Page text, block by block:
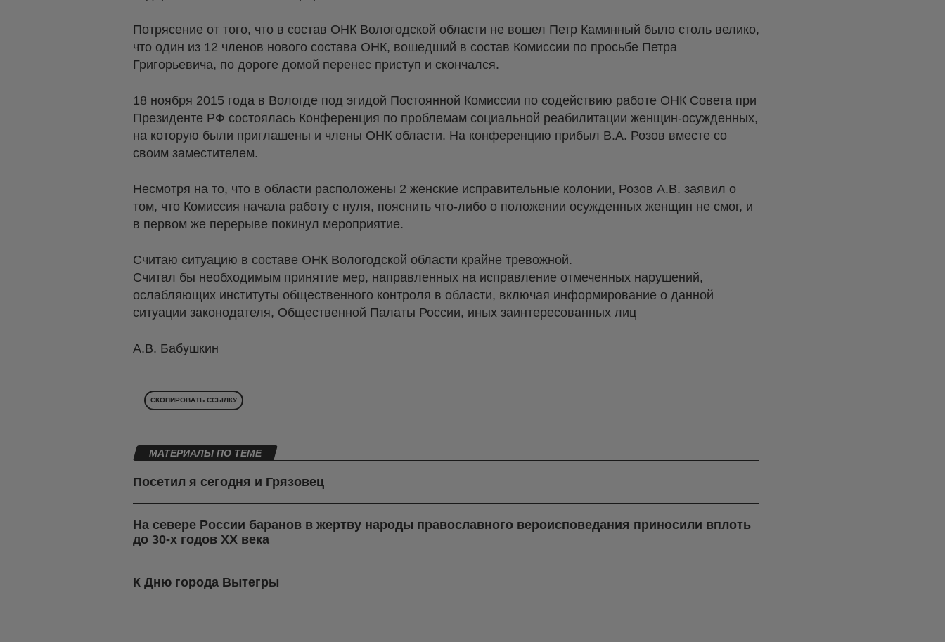
Потрясение от того, что в состав ОНК Вологодской области не вошел Петр Каминный было столь велико,
что один из 12 членов нового состава ОНК, вошедший в состав Комиссии по просьбе Петра
Григорьевича, по дороге домой перенес приступ и скончался.
18 ноября 2015 года в Вологде под эгидой Постоянной Комиссии по содействию работе ОНК Совета при
Президенте РФ состоялась Конференция по проблемам социальной реабилитации женщин-осужденных,
на которую были приглашены и члены ОНК области. На конференцию прибыл В.А. Розов вместе со
своим заместителем.
Несмотря на то, что в области расположены 2 женские исправительные колонии, Розов А.В. заявил о
том, что Комиссия начала работу с нуля, пояснить что-либо о положении осужденных женщин не смог, и
в первом же перерыве покинул мероприятие.
Считаю ситуацию в составе ОНК Вологодской области крайне тревожной.
Считал бы необходимым принятие мер, направленных на исправление отмеченных нарушений,
ослабляющих институты общественного контроля в области, включая информирование о данной
ситуации законодателя, Общественной Палаты России, иных заинтересованных лиц
А.В. Бабушкин
СКОПИРОВАТЬ ССЫЛКУ
МАТЕРИАЛЫ ПО ТЕМЕ
Посетил я сегодня и Грязовец
На севере России баранов в жертву народы православного вероисповедания приносили вплоть
до 30-х годов ХХ века
К Дню города Вытегры